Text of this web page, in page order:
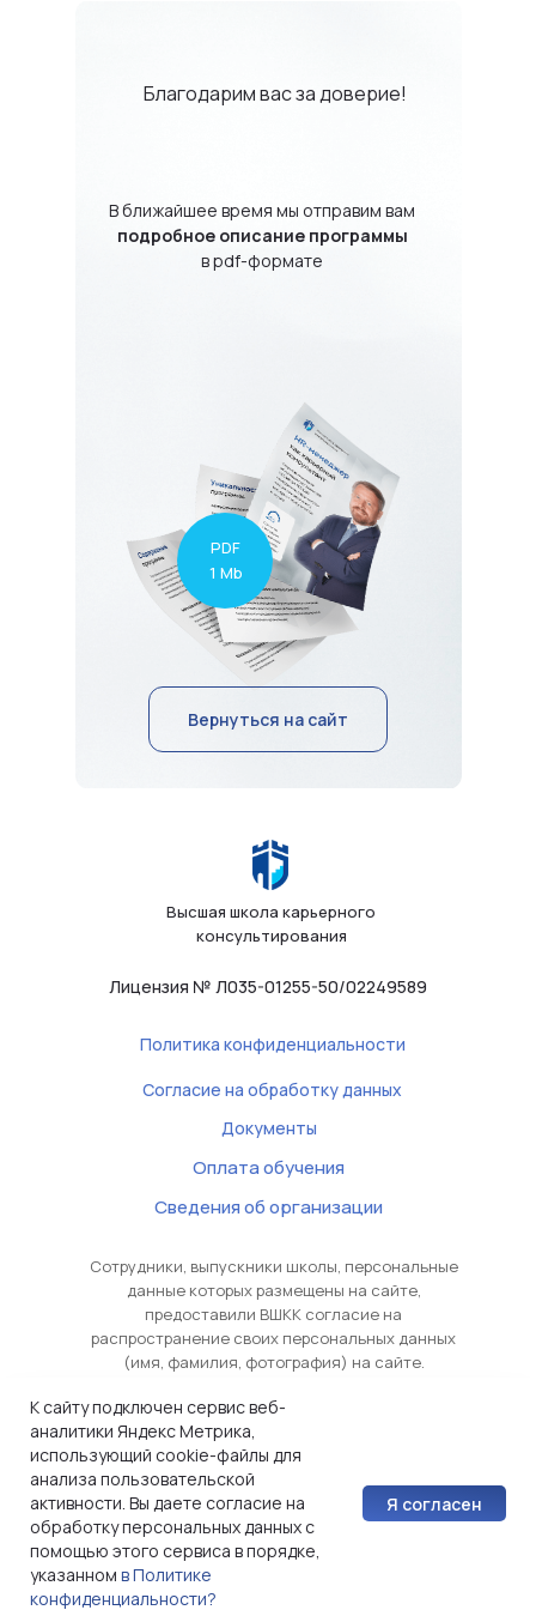
К сайту подключен сервис веб-
аналитики Яндекс Метрика,
использующий cookie-файлы для
анализа пользовательской
активности. Вы даете согласие на
обработку персональных данных с
помощью этого сервиса в порядке,
указанном в Политике
конфиденциальности?
Я согласен
Благодарим вас за доверие!
В ближайшее время мы отправим вам
подробное описание программы
в pdf-формате
PDF
1 Mb
Вернуться на сайт
Высшая школа карьерного
консультирования
Лицензия № Л035-01255-50/02249589
© 2009-2026
Сотрудники, выпускники школы, персональные
данные которых размещены на сайте,
предоставили ВШКК согласие на
распространение своих персональных данных
(имя, фамилия, фотография) на сайте.
исключительно ознакомление с указанными
данными. Обработка персональных данных (в
том числе, сбор, копирование, хранение,
использование, дальнейшее
распространение) запрещены
Согласие на обработку данных
Политика конфиденциальности
Изображения на сайте предоставлены
ресурсом
Документы
Сведения об организации
Оплата обучения